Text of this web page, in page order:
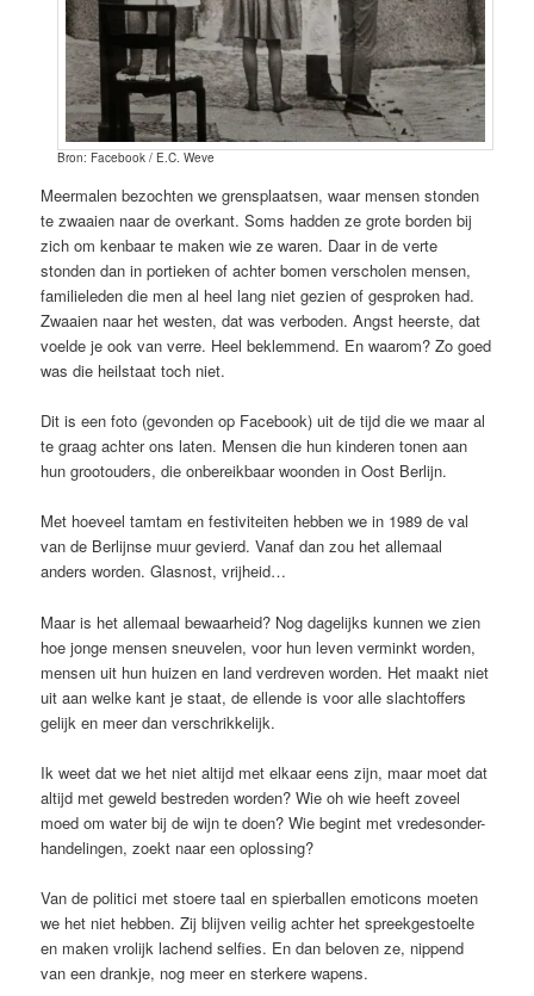
Bron: Facebook / E.C. Weve
Meermalen bezochten we grensplaatsen, waar mensen stonden
te zwaaien naar de overkant. Soms hadden ze grote borden bij
zich om kenbaar te maken wie ze waren. Daar in de verte
stonden dan in portieken of achter bomen verscholen mensen,
familieleden die men al heel lang niet gezien of gesproken had.
Zwaaien naar het westen, dat was verboden. Angst heerste, dat
voelde je ook van verre. Heel beklemmend. En waarom? Zo goed
was die heilstaat toch niet.
Dit is een foto (gevonden op Facebook) uit de tijd die we maar al
te graag achter ons laten. Mensen die hun kinderen tonen aan
hun grootouders, die onbereikbaar woonden in Oost Berlijn.
Met hoeveel tamtam en festiviteiten hebben we in 1989 de val
van de Berlijnse muur gevierd. Vanaf dan zou het allemaal
anders worden. Glasnost, vrijheid…
Maar is het allemaal bewaarheid? Nog dagelijks kunnen we zien
hoe jonge mensen sneuvelen, voor hun leven verminkt worden,
mensen uit hun huizen en land verdreven worden. Het maakt niet
uit aan welke kant je staat, de ellende is voor alle slachtoffers
gelijk en meer dan verschrikkelijk.
Ik weet dat we het niet altijd met elkaar eens zijn, maar moet dat
altijd met geweld bestreden worden? Wie oh wie heeft zoveel
moed om water bij de wijn te doen? Wie begint met vredesonder-
handelingen, zoekt naar een oplossing?
Van de politici met stoere taal en spierballen emoticons moeten
we het niet hebben. Zij blijven veilig achter het spreekgestoelte
en maken vrolijk lachend selfies. En dan beloven ze, nippend
van een drankje, nog meer en sterkere wapens.